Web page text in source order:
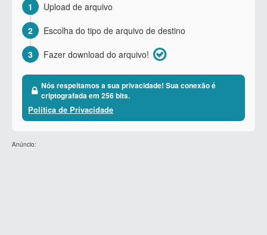
1
Upload de arquivo
2
Escolha do tipo de arquivo de destino
3
Fazer download do arquivo!
Nós respeitamos a sua privacidade! Sua conexão é
criptografada em 256 bits.
Política de Privacidade
Anúncio: